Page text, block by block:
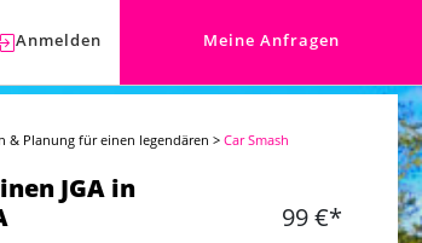
Berater sprechen.
Anmelden Meine Anfragen
& Planung für einen legendären >Car Smash
JGA in
99 €*